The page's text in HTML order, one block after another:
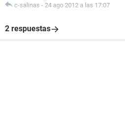
c-salinas - 24 ago 2012 a las 17:07
2 respuestas